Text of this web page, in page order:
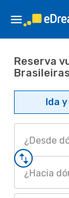
Reserva
Ida
¿Desde
¿Hacia